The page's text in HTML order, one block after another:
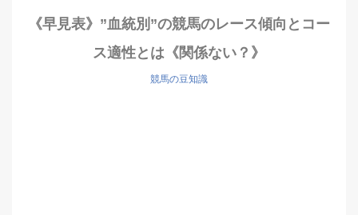
《早見表》”血統別”の競馬のレース傾向とコー
ス適性とは《関係ない？》
競馬の豆知識